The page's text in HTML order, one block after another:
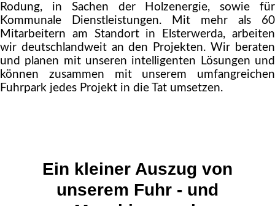
Rodung, in Sachen der Holzenergie, sowie für
Kommunale Dienstleistungen. Mit mehr als 60
Mitarbeitern am Standort in Elsterwerda, arbeiten
wir deutschlandweit an den Projekten. Wir beraten
und planen mit unseren intelligenten Lösungen und
können zusammen mit unserem umfangreichen
Fuhrpark jedes Projekt in die Tat umsetzen.
Ein kleiner Auszug von
unserem Fuhr - und